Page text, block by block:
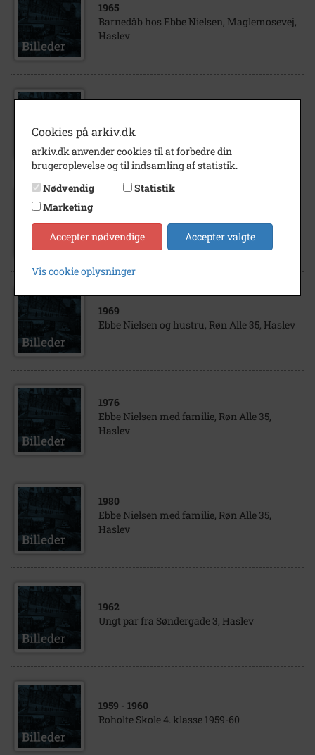
1965
Barnedåb hos Ebbe Nielsen, Maglemosevej,
Haslev
46, Haslev
Haslev
1969
Ebbe Nielsen og hustru, Røn Alle 35, Haslev
1976
Ebbe Nielsen med familie, Røn Alle 35,
Haslev
1980
Ebbe Nielsen med familie, Røn Alle 35,
Haslev
1962
Ungt par fra Søndergade 3, Haslev
1959 - 1960
Roholte Skole 4. klasse 1959-60
Cookies på arkiv.dk
arkiv.dk anvender cookies til at forbedre din
brugeroplevelse og til indsamling af statistik.
Nødvendig
Statistik
Marketing
Accepter nødvendige Accepter valgte
Vis cookie oplysninger